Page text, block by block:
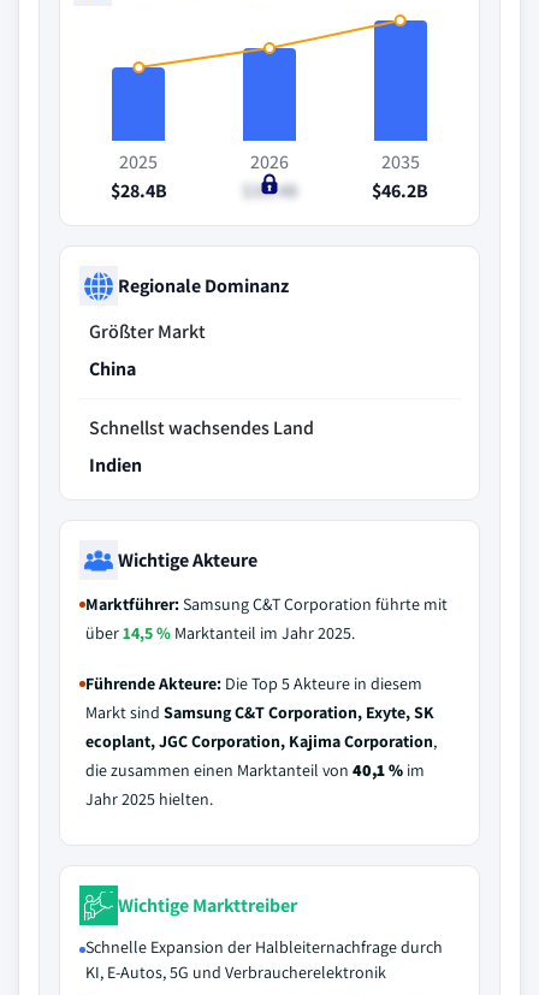
2025
$28.4B
2026
$35.4B
2035
$46.2B
Regionale Dominanz
Größter Markt
China
Schnellst wachsendes Land
Indien
Wichtige Akteure
Marktführer:Samsung C&T Corporation führte mit
über14,5 % Marktanteil im Jahr 2025.
Führende Akteure: Die Top 5 Akteure in diesem
Markt sind Samsung C&T Corporation, Exyte, SK
ecoplant, JGC Corporation, Kajima Corporation,
die zusammen einen Marktanteil von 40,1 % im
Jahr 2025 hielten.
Wichtige Markttreiber
Schnelle Expansion der Halbleiternachfrage durch
KI, E-Autos, 5G und Verbraucherelektronik